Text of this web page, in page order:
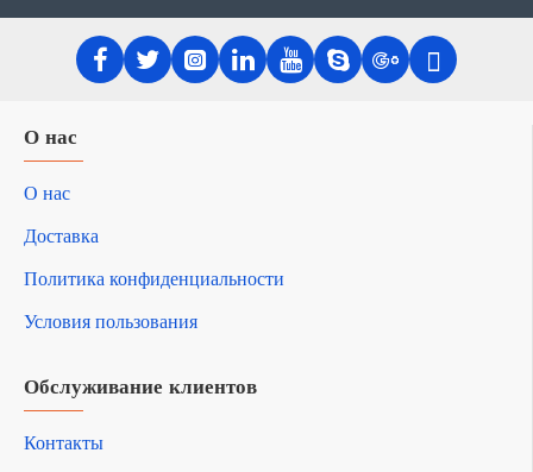
О нас
О нас
Доставка
Политика конфиденциальности
Условия пользования
Обслуживание клиентов
Контакты